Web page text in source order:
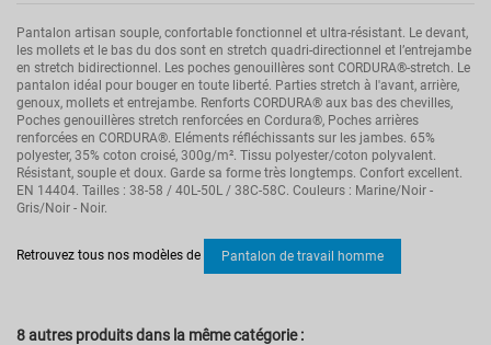
Pantalon artisan souple, confortable fonctionnel et ultra-résistant. Le devant,
les mollets et le bas du dos sont en stretch quadri-directionnel et l’entrejambe
en stretch bidirectionnel. Les poches genouillères sont CORDURA®-stretch. Le
pantalon idéal pour bouger en toute liberté. Parties stretch à l'avant, arrière,
genoux, mollets et entrejambe. Renforts CORDURA® aux bas des chevilles,
Poches genouillères stretch renforcées en Cordura®, Poches arrières
renforcées en CORDURA®. Eléments réfléchissants sur les jambes. 65%
polyester, 35% coton croisé, 300g/m². Tissu polyester/coton polyvalent.
Résistant, souple et doux. Garde sa forme très longtemps. Confort excellent.
EN 14404. Tailles : 38-58 / 40L-50L / 38C-58C. Couleurs : Marine/Noir -
Gris/Noir - Noir.
EN 14404.
Multirisque Non
Retrouvez tous nos modèles de
Pantalon de travail homme
8 autres produits dans la même catégorie :